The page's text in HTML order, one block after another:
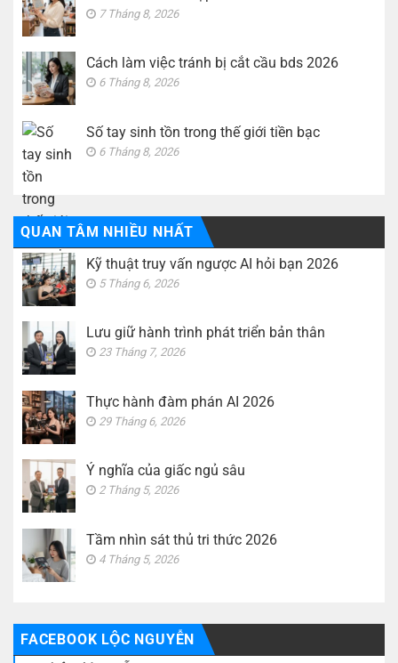
7 Tháng 8, 2026
Cách làm việc tránh bị cắt cầu bds 2026
6 Tháng 8, 2026
Số tay sinh tồn trong thế giới tiền bạc
6 Tháng 8, 2026
QUAN TÂM NHIỀU NHẤT
Kỹ thuật truy vấn ngược AI hỏi bạn 2026
5 Tháng 6, 2026
Lưu giữ hành trình phát triển bản thân
23 Tháng 7, 2026
Thực hành đàm phán AI 2026
29 Tháng 6, 2026
Ý nghĩa của giấc ngủ sâu
2 Tháng 5, 2026
Tầm nhìn sát thủ tri thức 2026
4 Tháng 5, 2026
FACEBOOK LỘC NGUYỄN